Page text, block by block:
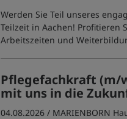
Werden Sie Teil unseres
Teilzeit in Aachen! Profitieren
Arbeitszeiten und
Pflegefachkraft (m/
mit uns in die
04.08.2026 / MARIENBORN